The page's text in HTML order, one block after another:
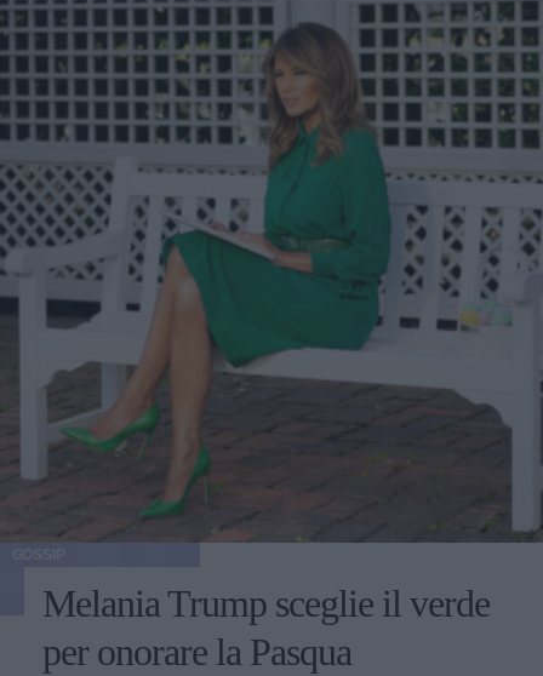
Melania Trump sceglie il verde
per onorare la Pasqua